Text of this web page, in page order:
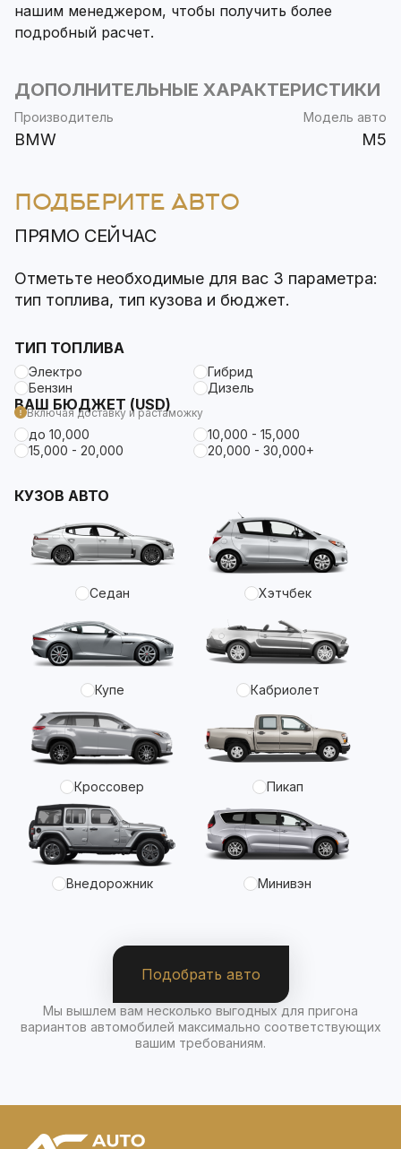
нашим менеджером, чтобы получить более
подробный расчет.
ДОПОЛНИТЕЛЬНЫЕ ХАРАКТЕРИСТИКИ
Производитель
BMW
Модель авто
M5
ПОДБЕРИТЕ АВТО
ПРЯМО СЕЙЧАС
Отметьте необходимые для вас 3 параметра:
тип топлива, тип кузова и бюджет.
ТИП ТОПЛИВА
Электро
Гибрид
Бензин
Дизель
ВАШ БЮДЖЕТ (USD)
Включая доставку и растаможку
до 10,000
10,000 - 15,000
15,000 - 20,000
20,000 - 30,000+
КУЗОВ АВТО
Седан Хэтчбек
Купе Кабриолет
Кроссовер Пикап
Внедорожник Минивэн
Подобрать авто
Мы вышлем вам несколько выгодных для пригона
вариантов автомобилей максимально соответствующих
вашим требованиям.